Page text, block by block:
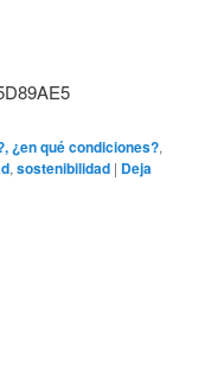
¿en qué condiciones?,
, sostenibilidad | Deja